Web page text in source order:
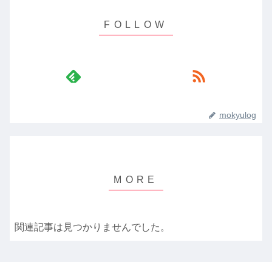
mokyulog
関連記事は見つかりませんでした。